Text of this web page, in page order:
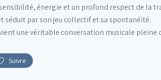
énergie et un profond respect de la
séduit par son jeu collectif et sa spontanéité.
une véritable conversation musicale pleine
Suivre